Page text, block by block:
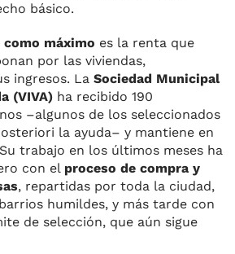
básico.
máximo es la renta que
por las viviendas,
ingresos. La Sociedad Municipal
(VIVA) ha recibido 190
–algunos de los seleccionados
la ayuda– y mantiene en
trabajo en los últimos meses ha
con el proceso de compra y
, repartidas por toda la ciudad,
humildes, y más tarde con
de selección, que aún sigue